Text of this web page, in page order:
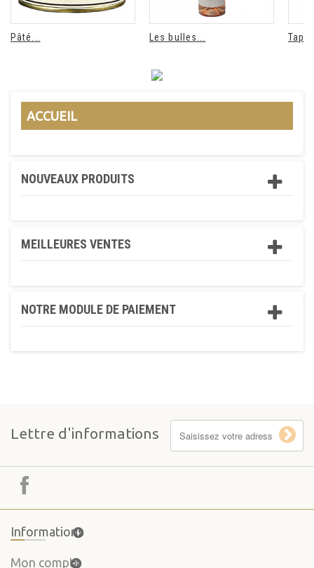
Pâté... Les bulles...
ACCUEIL
NOUVEAUX PRODUITS
MEILLEURES VENTES
NOTRE MODULE DE PAIEMENT
Lettre d'informations
Informations
Mon compte